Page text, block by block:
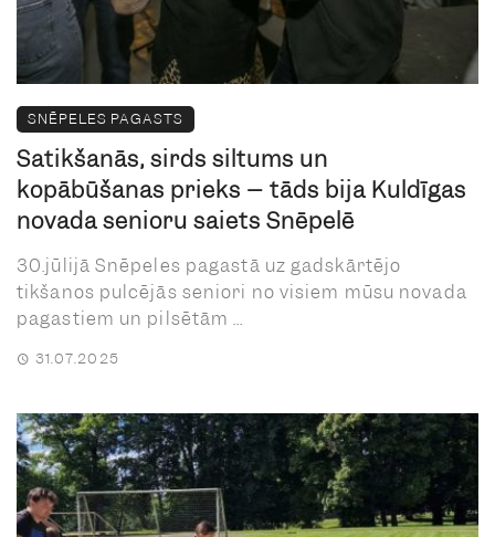
SNĒPELES PAGASTS
Satikšanās, sirds siltums un
kopābūšanas prieks – tāds bija Kuldīgas
novada senioru saiets Snēpelē
30.jūlijā Snēpeles pagastā uz gadskārtējo
tikšanos pulcējās seniori no visiem mūsu novada
pagastiem un pilsētām ...
31.07.2025